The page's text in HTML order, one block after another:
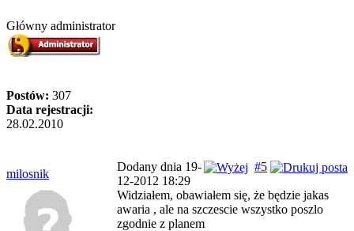
Główny administrator
Postów: 307
Data rejestracji:
28.02.2010
milosnik
#5
Dodany dnia 19-
12-2012 18:29
Widziałem, obawiałem się, że będzie jakas
awaria , ale na szczescie wszystko poszlo
zgodnie z planem